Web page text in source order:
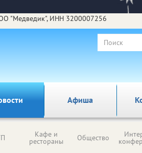
"Медведик", ИНН 3200007256
Афиша
Кафе и
рестораны Общество